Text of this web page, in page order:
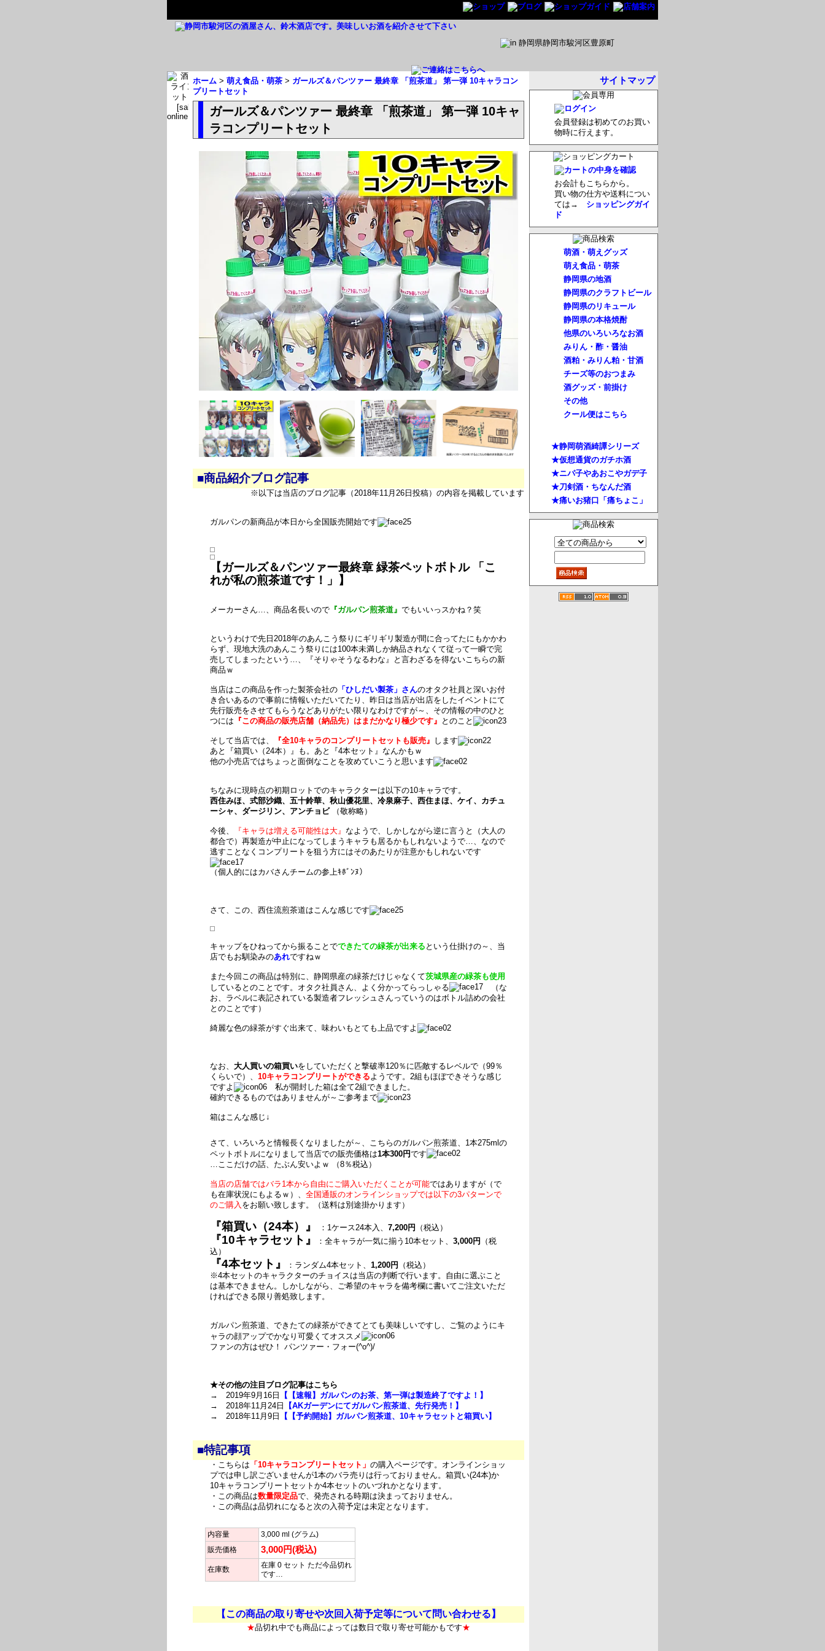
ホーム > 萌え食品・萌茶 > ガールズ＆パンツァー 最終章 「煎茶道」 第一弾 10キャラコン
プリートセット
ガールズ＆パンツァー 最終章 「煎茶道」 第一弾 10キャ
ラコンプリートセット
■商品紹介ブログ記事
※以下は当店のブログ記事（2018年11月26日投稿）の内容を掲載しています
ガルパンの新商品が本日から全国販売開始です
【ガールズ＆パンツァー最終章 緑茶ペットボトル 「こ
れが私の煎茶道です！」】
メーカーさん…、商品名長いので 『ガルパン煎茶道』 でもいいっスかね？笑
というわけで先日2018年のあんこう祭りにギリギリ製造が間に合ってたにもかかわ
らず、現地大洗のあんこう祭りには100本未満しか納品されなくて従って一瞬で完
売してしまったという…、『そりゃそうなるわな』と言わざるを得ないこちらの新
商品ｗ
当店はこの商品を作った製茶会社の 「ひしだい製茶」さんのオタク社員と深いお付
き合いあるので事前に情報いただいてたり、昨日は当店が出店をしたイベントにて
先行販売をさせてもらうなどありがたい限りなわけですが～、その情報の中のひと
つには 『この商品の販売店舗（納品先）はまだかなり極少です』 とのこと
そして当店では、 『全10キャラのコンプリートセットも販売』 します
あと『箱買い（24本）』も。あと『4本セット』なんかもｗ
他の小売店ではちょっと面倒なことを攻めていこうと思います
ちなみに現時点の初期ロットでのキャラクターは以下の10キャラです。
西住みほ、式部沙織、五十鈴華、秋山優花里、冷泉麻子、西住まほ、ケイ、カチュ
ーシャ、ダージリン、アンチョビ（敬称略）
今後、 『キャラは増える可能性は大』 なようで、しかしながら逆に言うと（大人の
都合で）再製造が中止になってしまうキャラも居るかもしれないようで…、なので
逃すことなくコンプリートを狙う方にはそのあたりが注意かもしれないです
（個人的にはカバさんチームの参上ｷﾎﾞﾝﾇ）
さて、この、西住流煎茶道はこんな感じです
キャップをひねってから振ることでできたての緑茶が出来る という仕掛けの～、当
店でもお馴染みのあれですねｗ
また今回この商品は特別に、静岡県産の緑茶だけじゃなくて茨城県産の緑茶も使用
しているとのことです。オタク社員さん、よく分かってらっしゃる
（な
お、ラベルに表記されている製造者フレッシュさんっていうのはボトル詰めの会社
とのことです）
綺麗な色の緑茶がすぐ出来て、味わいもとても上品ですよ
なお、 大人買いの箱買いをしていただくと撃破率120％に匹敵するレベルで（99％
くらいで）、 10キャラコンプリートができるようです。2組もほぼできそうな感じ
ですよ
私が開封した箱は全て2組できました。
確約できるものではありませんが～ご参考まで
箱はこんな感じ↓
さて、いろいろと情報長くなりましたが～、こちらのガルパン煎茶道、1本275mlの
ペットボトルになりまして当店での販売価格は1本300円です
…ここだけの話、たぶん安いよｗ （8％税込）
当店の店舗ではバラ1本から自由にご購入いただくことが可能ではありますが（で
も在庫状況にもよるｗ）、 全国通販のオンラインショップでは以下の3パターンで
のご購入 をお願い致します。（送料は別途掛かります）
『箱買い（24本）』 ：1ケース24本入、 7,200円 （税込）
『10キャラセット』 ：全キャラが一気に揃う10本セット、 3,000円
（税
込）
『4本セット』 ：ランダム4本セット、 1,200円
（税込）
※4本セットのキャラクターのチョイスは当店の判断で行います。自由に選ぶこと
は基本できません。しかしながら、ご希望のキャラを備考欄に書いてご注文いただ
ければできる限り善処致します。
ガルパン煎茶道、できたての緑茶ができてとても美味しいですし、ご覧のようにキ
ャラの顔アップでかなり可愛くてオススメ
ファンの方はぜひ！ パンツァー・フォー(^o^)/
★その他の注目ブログ記事はこちら
→ 2019年9月16日
【【速報】ガルパンのお茶、第一弾は製造終了ですよ！】
→ 2018年11月24日
【AKガーデンにてガルパン煎茶道、先行発売！】
→ 2018年11月9日
【【予約開始】ガルパン煎茶道、10キャラセットと箱買い】
■特記事項
・こちらは 「10キャラコンプリートセット」 の購入ページです。オンラインショッ
プでは申し訳ございませんが1本のバラ売りは行っておりません。箱買い(24本)か
10キャラコンプリートセットか4本セットのいづれかとなります。
・この商品は数量限定品で、発売される時期は決まっておりません。
・この商品は品切れになると次の入荷予定は未定となります。
内容量 3,000 ml (グラム)
販売価格 3,000円(税込)
在庫数
在庫 0 セット ただ今品切れ
です…
【この商品の取り寄せや次回入荷予定等について問い合わせる】
★品切れ中でも商品によっては数日で取り寄せ可能かもです★
サイトマップ
会員登録は初めてのお買い
物時に行えます。
お会計もこちらから。
買い物の仕方や送料につい
ては→ ショッピングガイ
ド
萌酒・萌えグッズ
萌え食品・萌茶
静岡県の地酒
静岡県のクラフトビール
静岡県のリキュール
静岡県の本格焼酎
他県のいろいろなお酒
みりん・酢・醤油
酒粕・みりん粕・甘酒
チーズ等のおつまみ
酒グッズ・前掛け
その他
クール便はこちら
★静岡萌酒綺譚シリーズ
★仮想通貨のガチホ酒
★ニパ子やあおこやガデ子
★刀剣酒・ちなんだ酒
★痛いお猪口「痛ちょこ」